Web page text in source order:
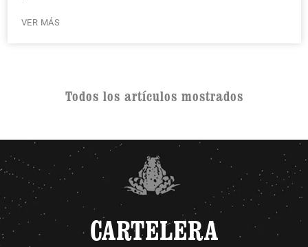
VER MÁS
Todos los artículos mostrados
CARTELERA